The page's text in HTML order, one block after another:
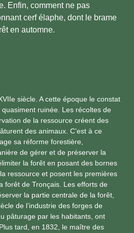
Enfin, comment ne pas
cerf élaphe, dont le brame
en automne.
siècle. A cette époque le constat
ruinée. Les récoltes de
de la ressource créent des
des animaux. C’est à ce
sa réforme forestière,
de gérer et de préserver la
la forêt en posant des bornes
ressource et posent les premières
forêt de Tronçais. Les efforts de
la partie centrale de la forêt,
de l’industrie des forges de
pâturage par les habitants, ont
tard, en 1832, le maître des